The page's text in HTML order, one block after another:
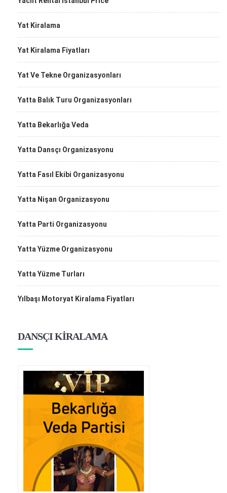
Yat Kiralama
Yat Kiralama Fiyatları
Yat Ve Tekne Organizasyonları
Yatta Balık Turu Organizasyonları
Yatta Bekarlığa Veda
Yatta Dansçı Organizasyonu
Yatta Fasıl Ekibi Organizasyonu
Yatta Nişan Organizasyonu
Yatta Parti Organizasyonu
Yatta Yüzme Organizasyonu
Yatta Yüzme Turları
Yılbaşı Motoryat Kiralama Fiyatları
DANSÇI KİRALAMA